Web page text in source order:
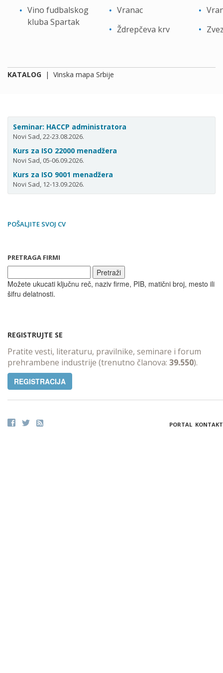
Vino fudbalskog
kluba Spartak
Vranac
Ždrepčeva krv
KATALOG | Vinska mapa Srbije
Seminar: HACCP administratora
Novi Sad, 22-23.08.2026.
Kurs za ISO 22000 menadžera
Novi Sad, 05-06.09.2026.
Kurs za ISO 9001 menadžera
Novi Sad, 12-13.09.2026.
POŠALJITE SVOJ CV
PRETRAGA FIRMI
Pretraži
Možete ukucati ključnu reč, naziv firme, PIB, matični broj, mesto ili
šifru delatnosti.
REGISTRUJTE SE
Pratite vesti, literaturu, pravilnike, seminare i forum
prehrambene industrije (trenutno članova: 39.550).
REGISTRACIJA
PORTAL KONTAKT